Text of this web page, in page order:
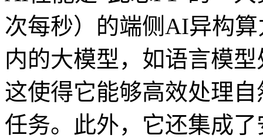
次每秒）的端侧AI异构
内的大模型，如语言模
这使得它能够高效处理
任务。此外，它还集成